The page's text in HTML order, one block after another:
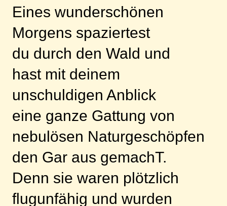
Eines wunderschönen
Morgens spaziertest
du durch den Wald und
hast mit deinem
unschuldigen Anblick
eine ganze Gattung von
nebulösen Naturgeschöpfen
den Gar aus gemachT.
Denn sie waren plötzlich
flugunfähig und wurden